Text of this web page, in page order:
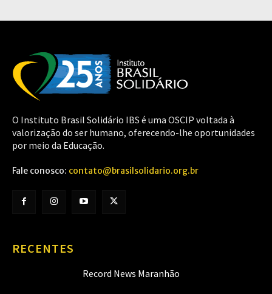
O Instituto Brasil Solidário IBS é uma OSCIP voltada à
valorização do ser humano, oferecendo-lhe oportunidades
por meio da Educação.
Fale conosco: contato@brasilsolidario.org.br
RECENTES
Record News Maranhão